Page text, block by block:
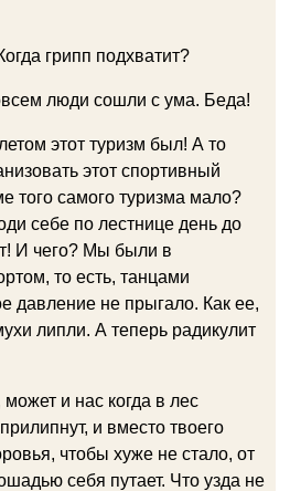
грипп подхватит?
люди сошли с ума. Беда!
этот туризм был! А то
этот спортивный
того самого туризма мало?
себе по лестнице день до
И чего? Мы были в
то есть, танцами
давление не прыгало. Как ее,
липли. А теперь радикулит
и нас когда в лес
и вместо твоего
чтобы хуже не стало, от
себя путает. Что узда не